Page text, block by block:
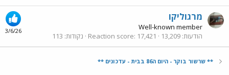
3/6/26
מרגוליקו
Well-known member
הודעות 13,209
Reaction score 17,421 נקודות 113
** שרשור בוקר - היום ה86 בבית - עדכונים **